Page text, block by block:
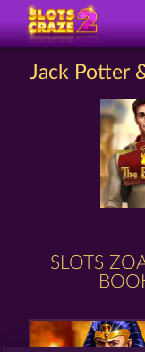
Jack Potter
SLOTS